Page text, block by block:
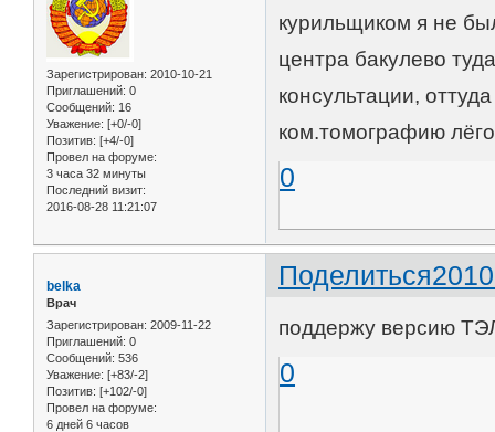
Зарегистрирован: 2010-10-21
Приглашений: 0
Сообщений: 16
Уважение: [+0/-0]
Позитив: [+4/-0]
Провел на форуме:
3 часа 32 минуты
Последний визит:
2016-08-28 11:21:07
курильщиком я не
центра бакулево
консультации,
ком.томографию
0
Поделиться
belka
Врач
Зарегистрирован: 2009-11-22
Приглашений: 0
Сообщений: 536
Уважение: [+83/-2]
Позитив: [+102/-0]
Провел на форуме:
6 дней 6 часов
поддержу версию
0